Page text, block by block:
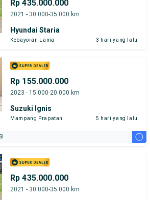
Rp 435.000.000
2021 - 30.000-35.000 km
Hyundai Staria
Kebayoran Lama 3 hari yang lalu
Rp 155.000.000
2023 - 15.000-20.000 km
Suzuki Ignis
Mampang Prapatan 5 hari yang lalu
i
Rp 435.000.000
2021 - 30.000-35.000 km